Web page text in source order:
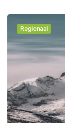
Regionaal